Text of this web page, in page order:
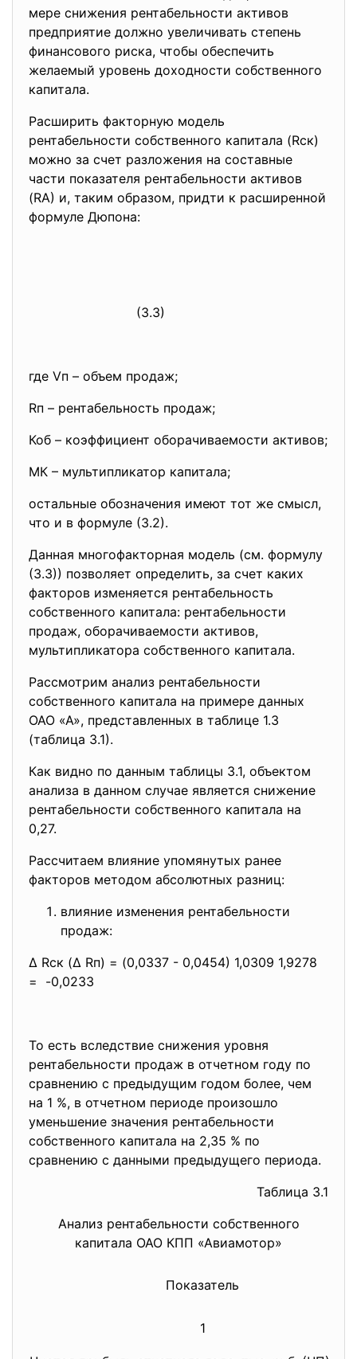
мере снижения рентабельности активов
предприятие должно увеличивать степень
финансового риска, чтобы обеспечить
желаемый уровень доходности собственного
капитала.
Расширить факторную модель
рентабельности собственного капитала (Rск)
можно за счет разложения на составные
части показателя рентабельности активов
(RА) и, таким образом, придти к расширенной
формуле Дюпона:
(3.3)
где Vп – объем продаж;
Rп – рентабельность продаж;
Коб – коэффициент оборачиваемости активов;
МК – мультипликатор капитала;
остальные обозначения имеют тот же смысл,
что и в формуле (3.2).
Данная многофакторная модель (см. формулу
(3.3)) позволяет определить, за счет каких
факторов изменяется рентабельность
собственного капитала: рентабельности
продаж, оборачиваемости активов,
мультипликатора собственного капитала.
Рассмотрим анализ рентабельности
собственного капитала на примере данных
ОАО «А», представленных в таблице 1.3
(таблица 3.1).
Как видно по данным таблицы 3.1, объектом
анализа в данном случае является снижение
рентабельности собственного капитала на
0,27.
Рассчитаем влияние упомянутых ранее
факторов методом абсолютных разниц:
влияние изменения рентабельности
продаж:
Δ Rск (Δ Rп) = (0,0337 - 0,0454) 1,0309 1,9278
= -0,0233
То есть вследствие снижения уровня
рентабельности продаж в отчетном году по
сравнению с предыдущим годом более, чем
на 1 %, в отчетном периоде произошло
уменьшение значения рентабельности
собственного капитала на 2,35 % по
сравнению с данными предыдущего периода.
Таблица 3.1
Анализ рентабельности собственного
капитала ОАО КПП «Авиамотор»
Показатель
1